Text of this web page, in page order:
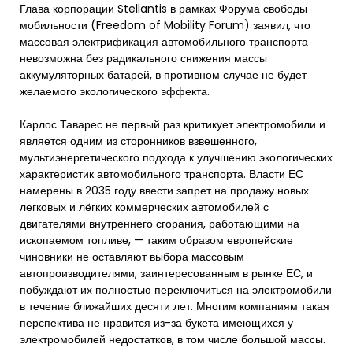
Глава корпорации Stellantis в рамках Форума свободы
мобильности (Freedom of Mobility Forum) заявил, что
массовая электрификация автомобильного транспорта
невозможна без радикального снижения массы
аккумуляторных батарей, в противном случае не будет
желаемого экологического эффекта.
Карлос Таварес не первый раз критикует электромобили и
является одним из сторонников взвешенного,
мультиэнергетического подхода к улучшению экологических
характеристик автомобильного транспорта. Власти ЕС
намерены в 2035 году ввести запрет на продажу новых
легковых и лёгких коммерческих автомобилей с
двигателями внутреннего сгорания, работающими на
ископаемом топливе, — таким образом европейские
чиновники не оставляют выбора массовым
автопроизводителями, заинтересованным в рынке ЕС, и
побуждают их полностью переключиться на электромобили
в течение ближайших десяти лет. Многим компаниям такая
перспектива не нравится из-за букета имеющихся у
электромобилей недостатков, в том числе большой массы.